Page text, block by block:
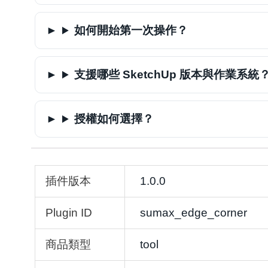
如何開始第一次操作？
支援哪些 SketchUp 版本與作業系統
授權如何選擇？
插件版本 1.0.0
Plugin ID sumax_edge_corner
商品類型 tool